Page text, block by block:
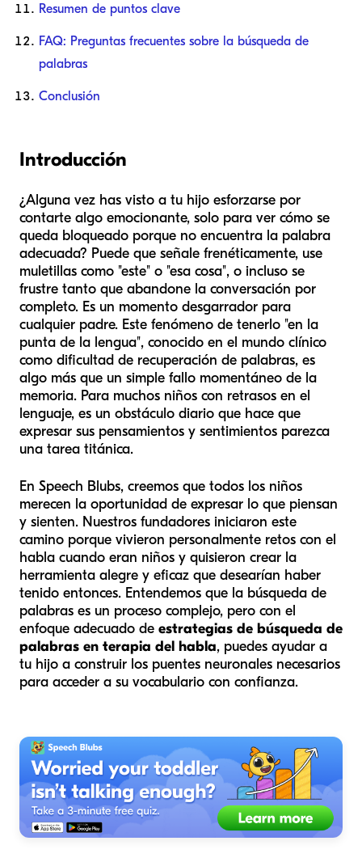
Resumen de puntos clave
FAQ: Preguntas frecuentes sobre la búsqueda de
palabras
Conclusión
Introducción
¿Alguna vez has visto a tu hijo esforzarse por
contarte algo emocionante, solo para ver cómo se
queda bloqueado porque no encuentra la palabra
adecuada? Puede que señale frenéticamente, use
muletillas como "este" o "esa cosa", o incluso se
frustre tanto que abandone la conversación por
completo. Es un momento desgarrador para
cualquier padre. Este fenómeno de tenerlo "en la
punta de la lengua", conocido en el mundo clínico
como dificultad de recuperación de palabras, es
algo más que un simple fallo momentáneo de la
memoria. Para muchos niños con retrasos en el
lenguaje, es un obstáculo diario que hace que
expresar sus pensamientos y sentimientos parezca
una tarea titánica.
En Speech Blubs, creemos que todos los niños
merecen la oportunidad de expresar lo que piensan
y sienten. Nuestros fundadores iniciaron este
camino porque vivieron personalmente retos con el
habla cuando eran niños y quisieron crear la
herramienta alegre y eficaz que desearían haber
tenido entonces. Entendemos que la búsqueda de
palabras es un proceso complejo, pero con el
enfoque adecuado de estrategias de búsqueda de
palabras en terapia del habla, puedes ayudar a
tu hijo a construir los puentes neuronales necesarios
para acceder a su vocabulario con confianza.